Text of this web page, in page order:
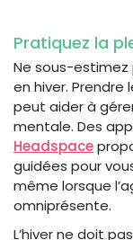
Pratiquez la
Ne sous-estimez
en hiver.
peut aider à
mentale. Des
Headspace
guidées pour
même lorsque
omniprésente.
L’hiver ne doit